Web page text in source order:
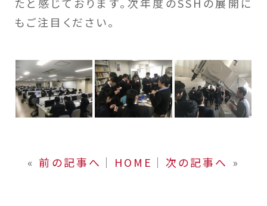
もご注目ください。
« 前の記事へ │ HOME │ 次の記事へ »